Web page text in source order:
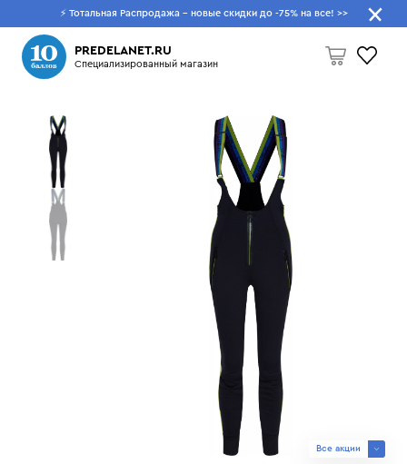
⚡ Тотальная Распродажа - новые скидки до -75% на все! >>
PREDELANET.RU
Специализированный магазин
Пусто
Что будем искать?
Все акции